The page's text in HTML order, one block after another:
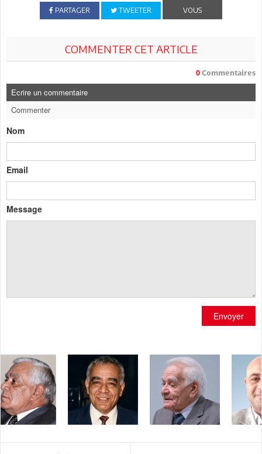
PARTAGER TWEETER
VOUS
COMMENTER CET ARTICLE
0 Commentaires
Ecrire un commentaire
Commenter
Nom
Email
Message
Envoyer